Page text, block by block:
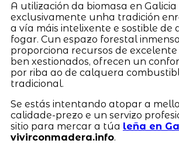
A utilización da biomasa en Galicia
exclusivamente unha tradición
a vía máis intelixente e sostible de
fogar. Cun espazo forestal
proporciona recursos de
ben xestionados, ofrecen un
por riba ao de calquera
tradicional.
Se estás intentando atopar a
calidade-prezo e un servizo
sitio para mercar a túa leña en
vivirconmadera.info.